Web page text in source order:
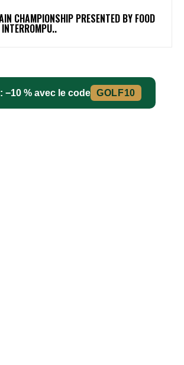
CHAMPIONSHIP PRESENTED BY FOOD
−10 % avec le code GOLF10